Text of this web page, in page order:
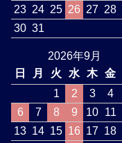
23 24 25 26 27 28
30 31
2026年9月
日
月 火 水 木 金
1
2 3 4
6
7 8 9 10 11
13 14 15 16 17 18